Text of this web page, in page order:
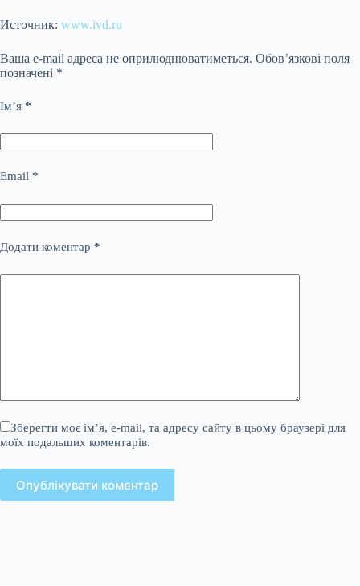
Источник: www.ivd.ru
Ваша e-mail адреса не оприлюднюватиметься. Обов’язкові поля
позначені *
Ім’я *
Email *
Додати коментар *
Зберегти моє ім’я, e-mail, та адресу сайту в цьому браузері для
моїх подальших коментарів.
Опублікувати коментар